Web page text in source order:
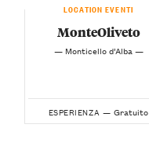
LOCATION EVENTI
MonteOliveto
— Monticello d’Alba —
ESPERIENZA — Gratuito